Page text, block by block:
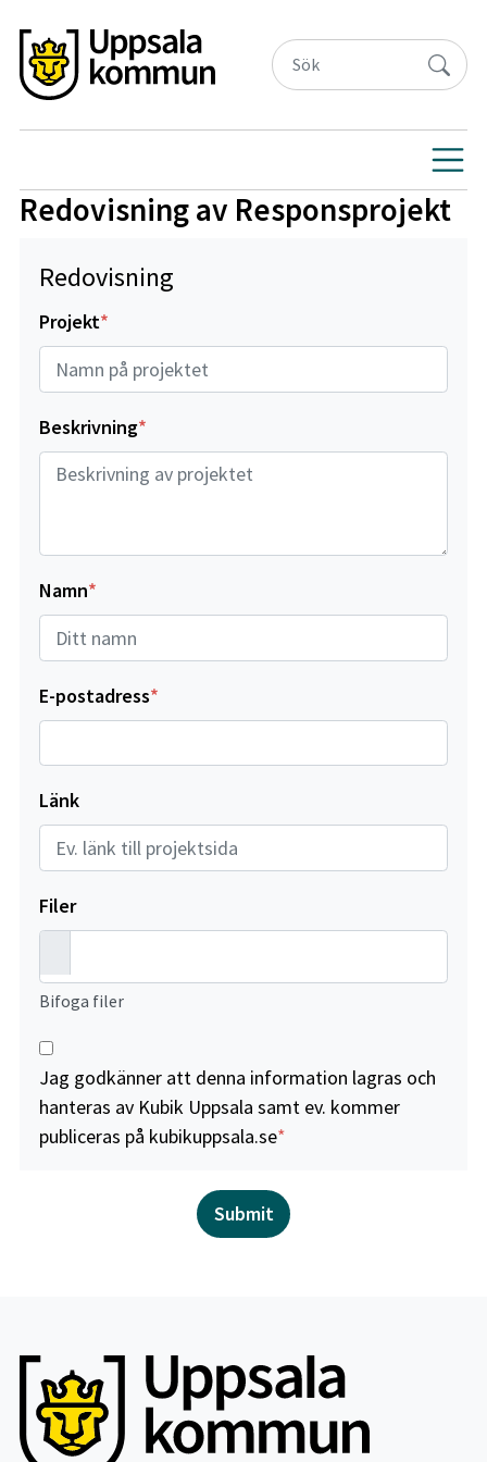
Redovisning av Responsprojekt
Redovisning
Projekt
Beskrivning
Namn
E-postadress
Länk
Filer
Bifoga filer
Jag godkänner att denna information lagras och
hanteras av Kubik Uppsala samt ev. kommer
publiceras på kubikuppsala.se
Submit